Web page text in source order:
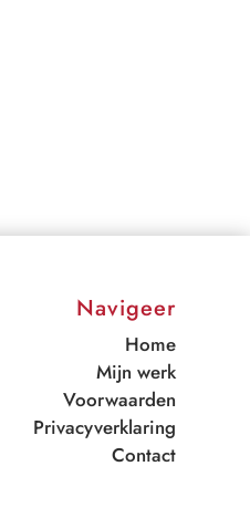
Navigeer
Home
Mijn werk
Voorwaarden
Privacyverklaring
Contact